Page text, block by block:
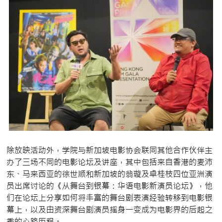
除放映活动外，学院与新加坡电影协会联同其他合作伙伴主
办了三场不同的电影论坛及讲座，其中包括来自香港的麦沛
东、马来西亚的徐世顺和新加坡的翁璇及卓桂枝四位亚洲演
员出席讨论的《从舞台到银幕：华语电影新演员论坛》，他
们在论坛上分享如何将丰富的舞台剧表演经验转移到电影银
幕上，以及由资深舞台剧演员摇身一变成为电影界的后起之